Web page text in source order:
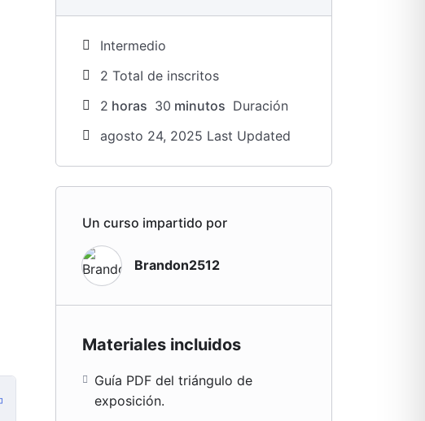
Intermedio
2 TotaI de inscritos
2 horas 30 minutos Duración
agosto 24, 2025 Last Updated
Un curso impartido por
Brandon2512
Materiales incluidos
Guía PDF del triángulo de
exposición.